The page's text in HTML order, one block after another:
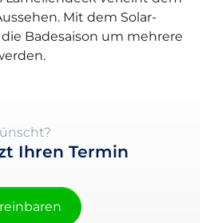
Mit dem Solar-
Badesaison um mehrere
Ihren Termin